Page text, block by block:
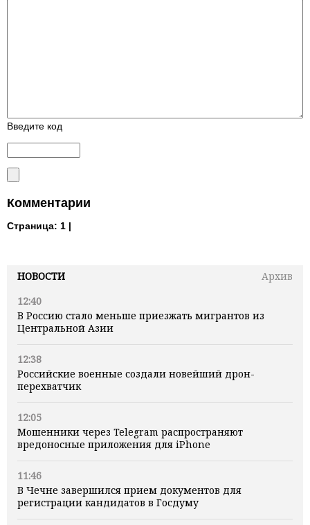
НОВОСТИ
Архив
12:40
В Россию стало меньше приезжать мигрантов из
Центральной Азии
12:38
Российские военные создали новейший дрон-
перехватчик
12:05
Мошенники через Telegram распространяют
вредоносные приложения для iPhone
11:46
В Чечне завершился прием документов для
регистрации кандидатов в Госдуму
Введите код
Комментарии
Страница: 1 |